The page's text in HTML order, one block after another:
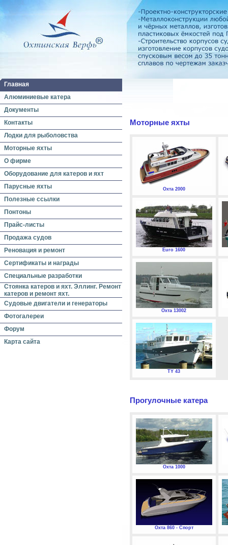
Главная
Алюминиевые катера
Документы
Контакты
Лодки для рыболовства
Моторные яхты
О фирме
Оборудование для катеров и яхт
Парусные яхты
Полезные ссылки
Понтоны
Прайс-листы
Продажа судов
Реновация и ремонт
Сертификаты и награды
Специальные разработки
Стоянка катеров и яхт. Эллинг. Ремонт
катеров и ремонт яхт.
Судовые двигатели и генераторы
Фотогалереи
Форум
Карта сайта
Моторные яхты
Охта 2000
Euro 1600
Охта 13002
TY 43
Прогулочные катера
Охта 1000
Охта 860 - Спорт